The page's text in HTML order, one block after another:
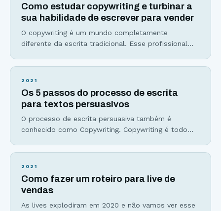
não precisa terminar assim… Logo, vou ensinar a
Como estudar copywriting e turbinar a
sua habilidade de escrever para vender
O copywriting é um mundo completamente
diferente da escrita tradicional. Esse profissional
de vender através de palavras. Não importa se você
básico para quem deseja viver da escrita ou quer
escrever para ganhar
2021
Os 5 passos do processo de escrita
para textos persuasivos
O processo de escrita persuasiva também é
conhecido como Copywriting. Copywriting é todo
específica, que pode ser desde o cadastro em uma
que eu vou escrever de
2021
Como fazer um roteiro para live de
vendas
As lives explodiram em 2020 e não vamos ver esse